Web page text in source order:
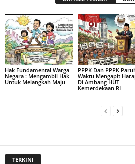
Hak Fundamental Warga
Negara : Mengambil Hak
Untuk Melangkah Maju
PPPK Dan PPPK
Waktu Mengapit
Di Ambang HUT
Kemerdekaan RI
TERKINI